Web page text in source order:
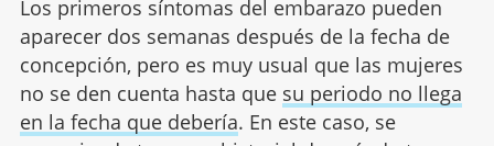
Los primeros síntomas del embarazo pueden
aparecer dos semanas después de la fecha de
concepción, pero es muy usual que las mujeres
no se den cuenta hasta que su periodo no llega
en la fecha que debería. En este caso, se